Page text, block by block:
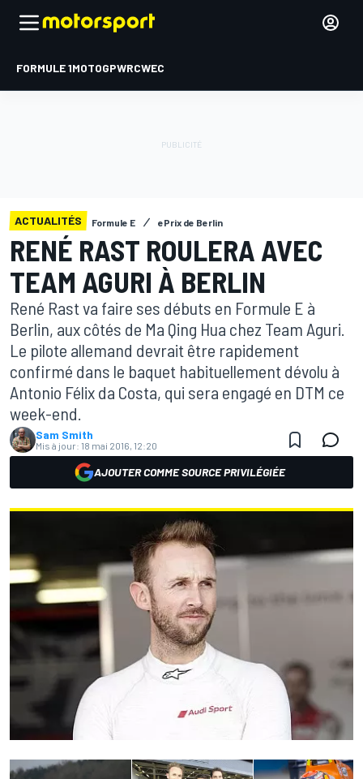
FORMULE 1MOTOGPWRCWEC
ACTUALITÉS Formule E ePrix de Berlin
RENÉ RAST ROULERA AVEC
TEAM AGURI À BERLIN
René Rast va faire ses débuts en Formule E à
Berlin, aux côtés de Ma Qing Hua chez Team Aguri.
Le pilote allemand devrait être rapidement
confirmé dans le baquet habituellement dévolu à
Antonio Félix da Costa, qui sera engagé en DTM ce
week-end.
Sam Smith
Mis à jour: 18 mai 2016, 12:20
AJOUTER COMME SOURCE PRIVILÉGIÉE